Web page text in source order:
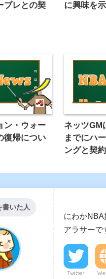
ブレとの契
に興味を
ン・ウォー
復帰につい
ネッツGM
までにハ
ングと契
書いた人
にわか
アラサーで
Twitter